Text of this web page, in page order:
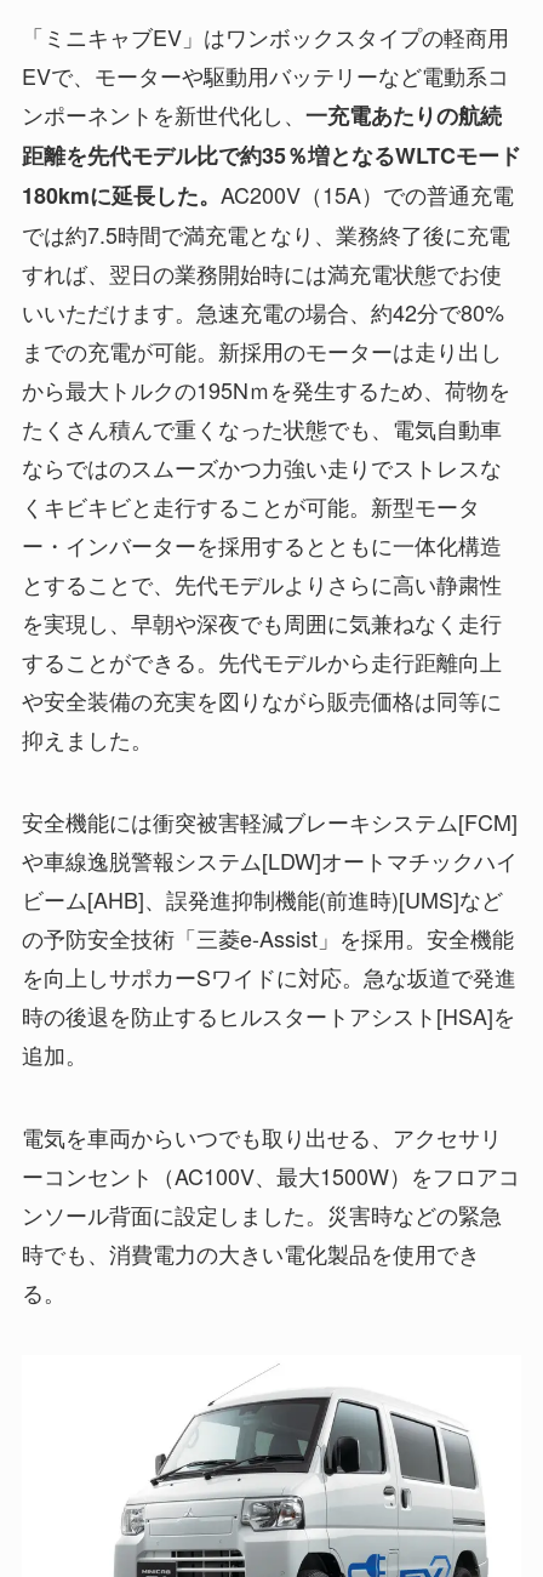
「ミニキャブEV」はワンボックスタイプの軽商用
EVで、モーターや駆動用バッテリーなど電動系コ
ンポーネントを新世代化し、 一充電あたりの航続
距離を先代モデル比で約35％増となるWLTCモード
180kmに延長した。 AC200V（15A）での普通充電
では約7.5時間で満充電となり、業務終了後に充電
すれば、翌日の業務開始時には満充電状態でお使
いいただけます。急速充電の場合、約42分で80%
までの充電が可能。新採用のモーターは走り出し
から最大トルクの195Nｍを発生するため、荷物を
たくさん積んで重くなった状態でも、電気自動車
ならではのスムーズかつ力強い走りでストレスな
くキビキビと走行することが可能。新型モータ
ー・インバーターを採用するとともに一体化構造
とすることで、先代モデルよりさらに高い静粛性
を実現し、早朝や深夜でも周囲に気兼ねなく走行
することができる。先代モデルから走行距離向上
や安全装備の充実を図りながら販売価格は同等に
抑えました。
安全機能には衝突被害軽減ブレーキシステム[FCM]
や車線逸脱警報システム[LDW]オートマチックハイ
ビーム[AHB]、誤発進抑制機能(前進時)[UMS]など
の予防安全技術「三菱e-Assist」を採用。安全機能
を向上しサポカーSワイドに対応。急な坂道で発進
時の後退を防止するヒルスタートアシスト[HSA]を
追加。
電気を車両からいつでも取り出せる、アクセサリ
ーコンセント（AC100V、最大1500W）をフロアコ
ンソール背面に設定しました。災害時などの緊急
時でも、消費電力の大きい電化製品を使用でき
る。